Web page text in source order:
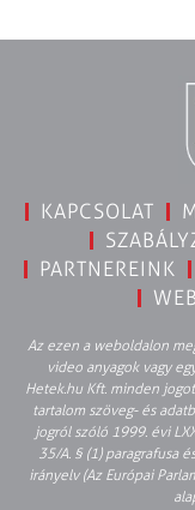
KAPCSOLAT
PARTNEREINK
Az ezen a weboldalon
video anyagok vagy
Hetek.hu Kft. minden
tartalom szöveg- és
jogról szóló 1999. évi
35/A. § (1) paragrafusa
irányelv (Az Európai